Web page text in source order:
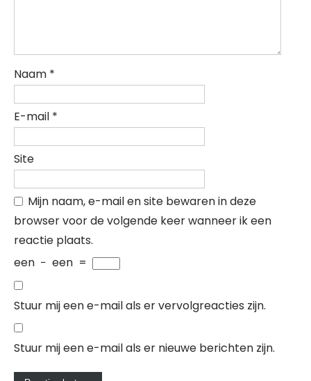
Naam *
E-mail *
Site
Mijn naam, e-mail en site bewaren in deze
browser voor de volgende keer wanneer ik een
reactie plaats.
een − een =
Stuur mij een e-mail als er vervolgreacties zijn.
Stuur mij een e-mail als er nieuwe berichten zijn.